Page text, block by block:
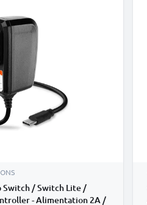
Switch / Switch Lite /
- Alimentation 2A /